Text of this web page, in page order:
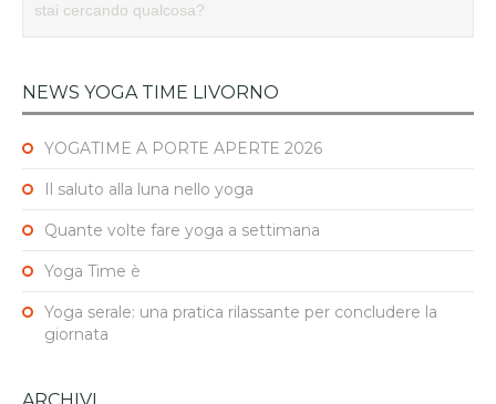
NEWS YOGA TIME LIVORNO
YOGATIME A PORTE APERTE 2026
Il saluto alla luna nello yoga
Quante volte fare yoga a settimana
Yoga Time è
Yoga serale: una pratica rilassante per concludere la
giornata
ARCHIVI